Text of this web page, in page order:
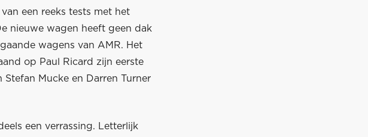
een reeks tests met het
nieuwe wagen heeft geen dak
wagens van AMR. Het
op Paul Ricard zijn eerste
Mucke en Darren Turner
een verrassing. Letterlijk